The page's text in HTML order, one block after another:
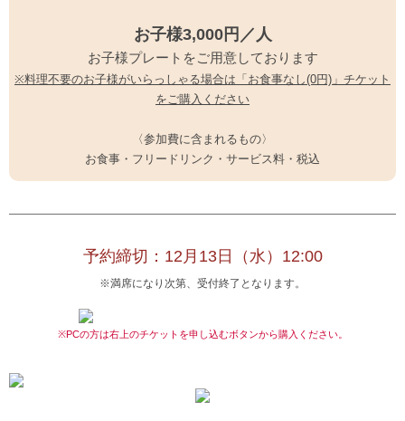
お子様3,000円／人
お子様プレートをご用意しております
※料理不要のお子様がいらっしゃる場合は「お食事なし(0円)」チケット
をご購入ください
〈参加費に含まれるもの〉
お食事・フリードリンク・サービス料・税込
予約締切：12月13日（水）12:00
※満席になり次第、受付終了となります。
※PCの方は右上のチケットを申し込むボタンから購入ください。